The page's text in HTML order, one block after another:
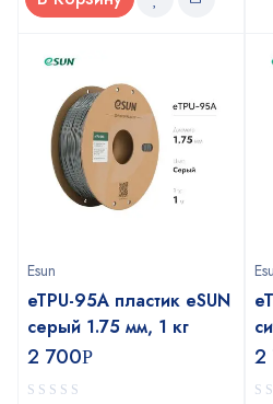
Esun
eTPU-95A пластик eSUN
серый 1.75 мм, 1 кг
2 700Р 2